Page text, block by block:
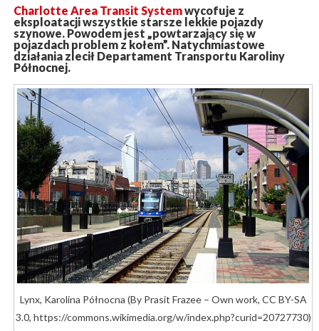
Charlotte Area Transit Systemwycofuje z
eksploatacji wszystkie starsze lekkie pojazdy
szynowe. Powodem jest „powtarzający się w
pojazdach problem z kołem”. Natychmiastowe
działania zlecił Departament Transportu Karoliny
Północnej.
Lynx, Karolina Północna (By Prasit Frazee – Own work, CC BY-SA
3.0, https://commons.wikimedia.org/w/index.php?curid=20727730)